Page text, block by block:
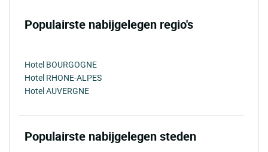
Populairste nabijgelegen regio's
Hotel BOURGOGNE
Hotel RHONE-ALPES
Hotel AUVERGNE
Populairste nabijgelegen steden